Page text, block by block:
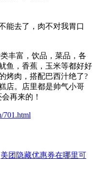
能去了，肉不对我胃口
丰富，饮品，菜品，各
鱼，香蕉，玉米等都好好
烤肉，搭配巴西汁绝了?
店。店里都是帅气小哥
再来的！
701.html
美团隐藏优惠券在哪里可